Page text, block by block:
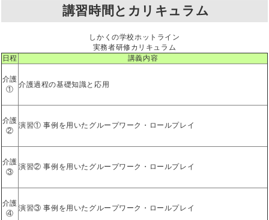
講習時間とカリキュラム
しかくの学校ホットライン
実務者研修カリキュラム
日程
講義内容
介護
①
介護過程の基礎知識と応用
介護
②
演習① 事例を用いたグループワーク・ロールプレイ
介護
③
演習② 事例を用いたグループワーク・ロールプレイ
介護
④
演習③ 事例を用いたグループワーク・ロールプレイ